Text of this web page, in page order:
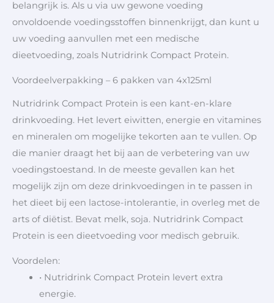
belangrijk is. Als u via uw gewone voeding
onvoldoende voedingsstoffen binnenkrijgt, dan kunt u
uw voeding aanvullen met een medische
dieetvoeding, zoals Nutridrink Compact Protein.
Voordeelverpakking – 6 pakken van 4x125ml
Nutridrink Compact Protein is een kant-en-klare
drinkvoeding. Het levert eiwitten, energie en vitamines
en mineralen om mogelijke tekorten aan te vullen. Op
die manier draagt het bij aan de verbetering van uw
voedingstoestand. In de meeste gevallen kan het
mogelijk zijn om deze drinkvoedingen in te passen in
het dieet bij een lactose-intolerantie, in overleg met de
arts of diëtist. Bevat melk, soja. Nutridrink Compact
Protein is een dieetvoeding voor medisch gebruik.
Voordelen:
• Nutridrink Compact Protein levert extra
energie.